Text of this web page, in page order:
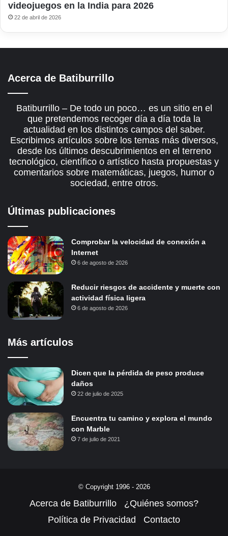
videojuegos en la India para 2026
22 de abril de 2026
Acerca de Batiburrillo
Batiburrillo – De todo un poco… es un sitio en el
que pretendemos recoger día a día toda la
actualidad en los distintos campos del saber.
Escribimos artículos sobre los temas más diversos,
desde los últimos descubrimientos en el terreno
tecnológico, científico o artístico hasta propuestas y
comentarios sobre matemáticas, juegos, humor o
sociedad, entre otros.
Últimas publicaciones
Comprobar la velocidad de conexión a
Internet
6 de agosto de 2026
Reducir riesgos de accidente y muerte con
actividad física ligera
6 de agosto de 2026
Más artículos
Dicen que la pérdida de peso produce
daños
22 de julio de 2025
Encuentra tu camino y explora el mundo
con Marble
7 de julio de 2021
© Copyright 1996 - 2026
Acerca de Batiburrillo
¿Quiénes somos?
Política de Privacidad
Contacto